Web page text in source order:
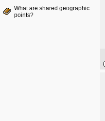
What are shared geographic
points?